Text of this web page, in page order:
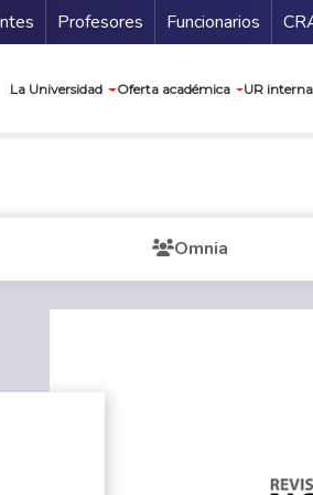
Profesores Funcionarios
La Universidad Oferta académica UR
Omnia